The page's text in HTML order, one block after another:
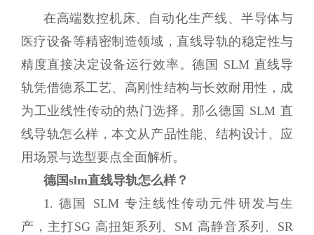
在高端数控机床、自动化生产线、半导体与
医疗设备等精密制造领域，直线导轨的稳定性与
精度直接决定设备运行效率。德国 SLM 直线导
轨凭借德系工艺、高刚性结构与长效耐用性，成
为工业线性传动的热门选择。那么德国 SLM 直
线导轨怎么样，本文从产品性能、结构设计、应
用场景与选型要点全面解析。
德国slm直线导轨怎么样？
1. 德国 SLM 专注线性传动元件研发与生
产，主打SG 高扭矩系列、SM 高静音系列、SR